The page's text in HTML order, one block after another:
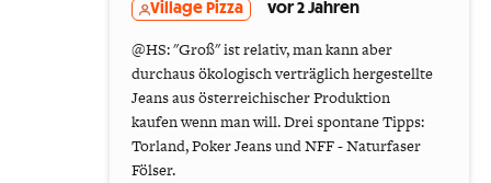
Village Pizza vor 2 Jahren
@HS: "Groß" ist relativ, man kann aber
durchaus ökologisch verträglich hergestellte
Jeans aus österreichischer Produktion
kaufen wenn man will. Drei spontane Tipps:
Torland, Poker Jeans und NFF - Naturfaser
Fölser.